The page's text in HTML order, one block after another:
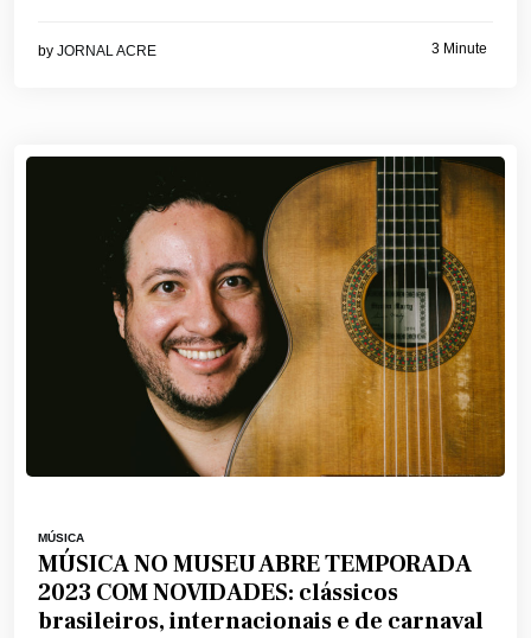
by JORNAL ACRE 3 Minute
MÚSICA
MÚSICA NO MUSEU ABRE TEMPORADA
2023 COM NOVIDADES: clássicos
brasileiros, internacionais e de carnaval